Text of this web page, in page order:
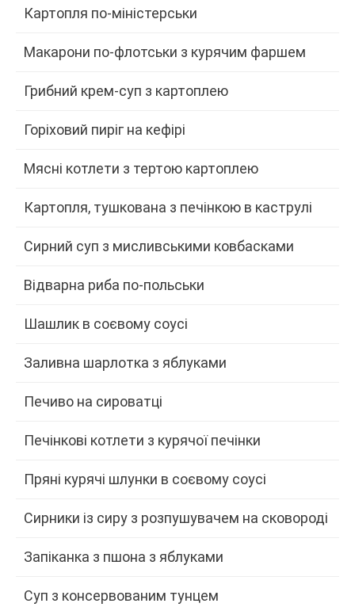
Картопля по-міністерськи
Макарони по-флотськи з курячим фаршем
Грибний крем-суп з картоплею
Горіховий пиріг на кефірі
Мясні котлети з тертою картоплею
Картопля, тушкована з печінкою в каструлі
Сирний суп з мисливськими ковбасками
Відварна риба по-польськи
Шашлик в соєвому соусі
Заливна шарлотка з яблуками
Печиво на сироватці
Печінкові котлети з курячої печінки
Пряні курячі шлунки в соєвому соусі
Сирники із сиру з розпушувачем на сковороді
Запіканка з пшона з яблуками
Суп з консервованим тунцем